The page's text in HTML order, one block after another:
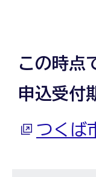
この時点
申込受付
つくば